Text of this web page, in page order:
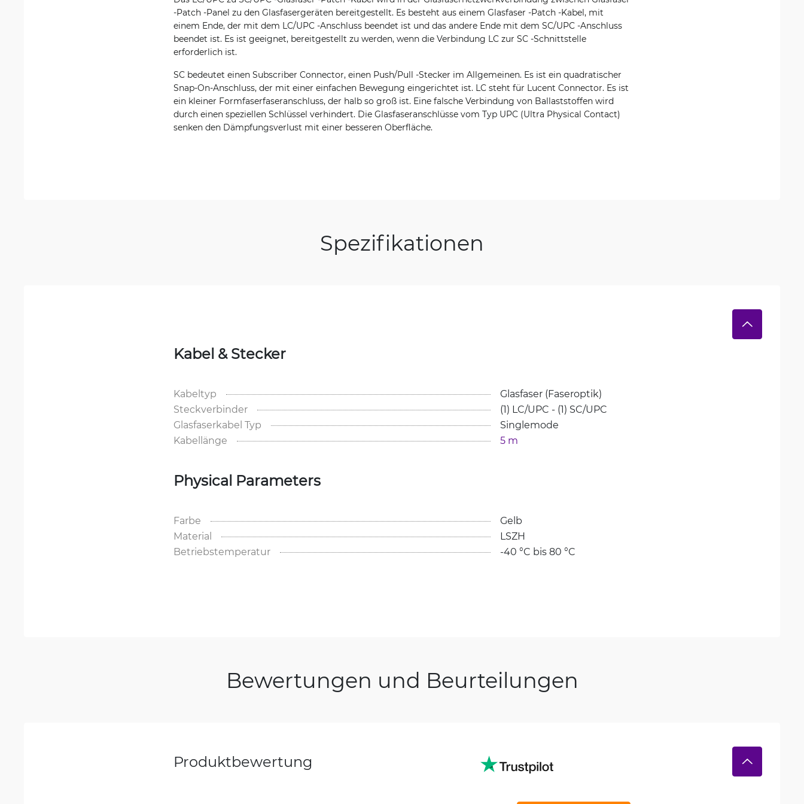
-Patch -Panel zu den Glasfasergeräten bereitgestellt. Es besteht aus einem Glasfaser -Patch -Kabel, mit
einem Ende, der mit dem LC/UPC -Anschluss beendet ist und das andere Ende mit dem SC/UPC -Anschluss
beendet ist. Es ist geeignet, bereitgestellt zu werden, wenn die Verbindung LC zur SC -Schnittstelle
erforderlich ist.
SC bedeutet einen Subscriber Connector, einen Push/Pull -Stecker im Allgemeinen. Es ist ein quadratischer
Snap-On-Anschluss, der mit einer einfachen Bewegung eingerichtet ist. LC steht für Lucent Connector. Es ist
ein kleiner Formfaserfaseranschluss, der halb so groß ist. Eine falsche Verbindung von Ballaststoffen wird
durch einen speziellen Schlüssel verhindert. Die Glasfaseranschlüsse vom Typ UPC (Ultra Physical Contact)
senken den Dämpfungsverlust mit einer besseren Oberfläche.
Spezifikationen
Kabel & Stecker
Kabeltyp
Glasfaser (Faseroptik)
Steckverbinder
(1) LC/UPC - (1) SC/UPC
Glasfaserkabel Typ
Singlemode
Kabellänge
5 m
Physical Parameters
Farbe
Gelb
Material
LSZH
Betriebstemperatur
-40 °C bis 80 °C
Bewertungen und Beurteilungen
Produktbewertung